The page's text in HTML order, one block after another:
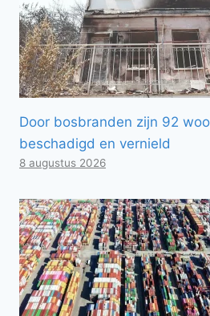
Door bosbranden zijn 92
beschadigd en vernield
8 augustus 2026